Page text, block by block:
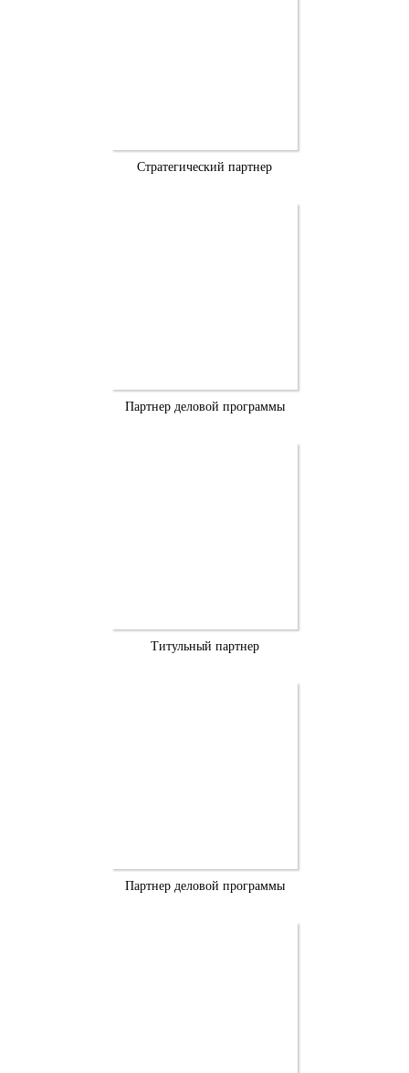
Стратегический партнер
Партнер деловой программы
Титульный партнер
Партнер деловой программы